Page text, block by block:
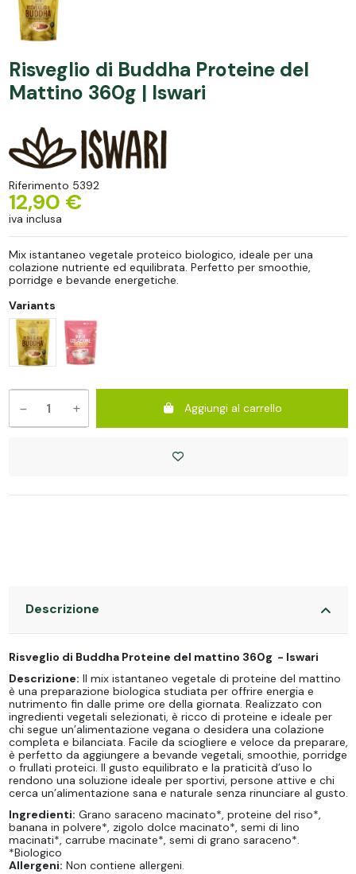
Risveglio di Buddha Proteine del
Mattino 360g | Iswari
Riferimento 5392
12,90 €
iva inclusa
Mix istantaneo vegetale proteico biologico, ideale per una
colazione nutriente ed equilibrata. Perfetto per smoothie,
porridge e bevande energetiche.
Variants
Aggiungi al carrello
Descrizione
Risveglio di Buddha Proteine del mattino 360g - Iswari
Descrizione: Il mix istantaneo vegetale di proteine del mattino
è una preparazione biologica studiata per offrire energia e
nutrimento fin dalle prime ore della giornata. Realizzato con
ingredienti vegetali selezionati, è ricco di proteine e ideale per
chi segue un’alimentazione vegana o desidera una colazione
completa e bilanciata. Facile da sciogliere e veloce da preparare,
è perfetto da aggiungere a bevande vegetali, smoothie, porridge
o frullati proteici. Il gusto equilibrato e la praticità d’uso lo
rendono una soluzione ideale per sportivi, persone attive e chi
cerca un’alimentazione sana e naturale senza rinunciare al gusto.
Ingredienti: Grano saraceno macinato*, proteine del riso*,
banana in polvere*, zigolo dolce macinato*, semi di lino
macinati*, carrube macinate*, semi di grano saraceno*.
*Biologico
Allergeni: Non contiene allergeni.